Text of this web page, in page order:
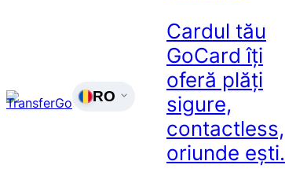
RO
Cardul tău
GoCard îți
oferă plăți
sigure,
contactless,
oriunde ești.